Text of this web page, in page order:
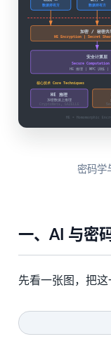
密码学
一、AI 与密
先看一张图，把这